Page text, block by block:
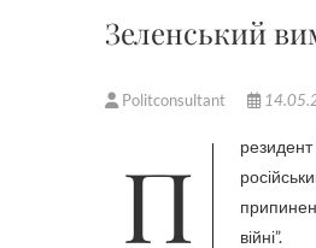
Зеленський
Politconsultant
війні”.